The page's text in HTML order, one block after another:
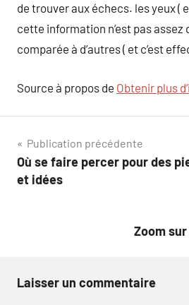
de trouver aux échecs. les yeux (
cette information n’est pas
comparée à d’autres ( et c’est
Source à propos de Obtenir plus
Navigation
de
Publication précédente
Où se faire percer pour des
et idées
Zoom
Laisser un commentaire